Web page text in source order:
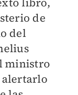
de
del
ministro